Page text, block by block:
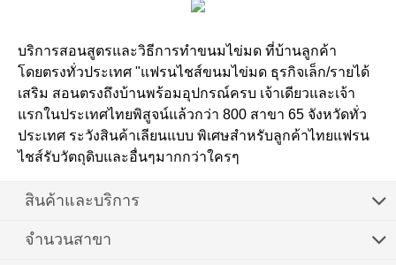
บริการสอนสูตรและวิธีการทำขนมไข่มด ที่บ้านลูกค้า
โดยตรงทั่วประเทศ "แฟรนไชส์ขนมไข่มด ธุรกิจเล็ก/รายได้
เสริม สอนตรงถึงบ้านพร้อมอุปกรณ์ครบ เจ้าเดียวและเจ้า
แรกในประเทศไทยพิสูจน์แล้วกว่า 800 สาขา 65 จังหวัดทั่ว
ประเทศ ระวังสินค้าเลียนแบบ พิเศษสำหรับลูกค้าไทยแฟรน
ไชส์รับวัตถุดิบและอื่นๆมากกว่าใครๆ
สินค้าและบริการ
จำนวนสาขา